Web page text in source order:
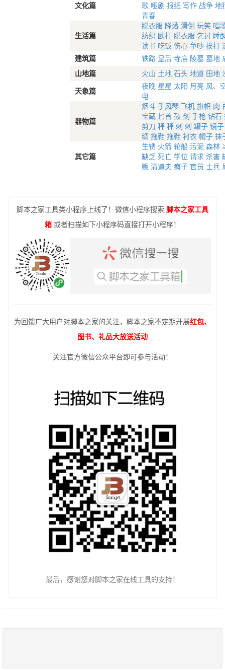
文化篇
歌 哑剧 报纸 写作 战争 地
青春
生活篇
脱衣服 降落 滑倒 玩笑 唱
纺织 欧打 脱衣服 乞讨 睡
读书 吃饭 伤心 争吵 挨打
建筑篇
铁路 皇后 寺庙 陵墓 墓地
山地篇
火山 土地 石头 地道 田地
天象篇
夜晚 星星 太阳 月亮 风、
电
器物篇
烟斗 手风琴 飞机 旗帜 肉
宝藏 匕首 鼓 剑 手枪 钻石
剪刀 秤 秤 刺 刺 罐子 镜子
绸 拖鞋 拖鞋 衬衣 帽子 袜
其它篇
生锈 火箭 轮船 污泥 森林
缺乏 死亡 学位 请求 杀害
贩 清道夫 疯子 官员 士兵
脚本之家工具类小程序上线了！微信小程序搜索 脚本之家工具
箱 或者扫描如下小程序码直接打开小程序！
为回馈广大用户对脚本之家的关注，脚本之家不定期开展红包、
图书、礼品大放送活动
关注官方微信公众平台即可参与活动！
最后，感谢您对脚本之家在线工具的支持！